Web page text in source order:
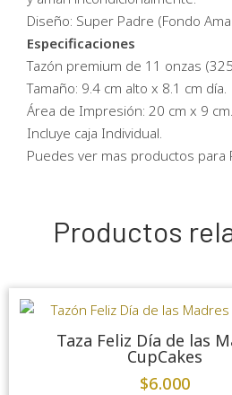
Diseño: Super Padre (Fondo
Especificaciones
Tazón premium de 11 onzas
Tamaño: 9.4 cm alto x 8.1 cm día.
Área de Impresión: 20 cm x 9 cm.
Incluye caja Individual.
Puedes ver mas productos para
Productos
Taza Feliz Día de las
CupCakes
$6.000